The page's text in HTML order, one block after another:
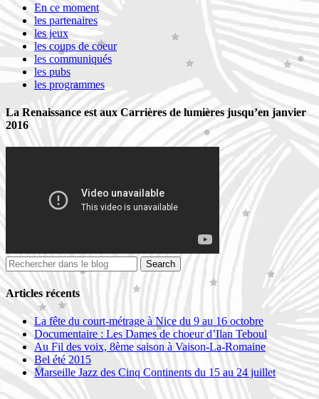
En ce moment
les partenaires
les jeux
les coups de coeur
les communiqués
les pubs
les programmes
La Renaissance est aux Carrières de lumières jusqu’en janvier
2016
Articles récents
La fête du court-métrage à Nice du 9 au 16 octobre
Documentaire : Les Dames de choeur d’Ilan Teboul
Au Fil des voix, 8ème saison à Vaison-La-Romaine
Bel été 2015
Marseille Jazz des Cinq Continents du 15 au 24 juillet